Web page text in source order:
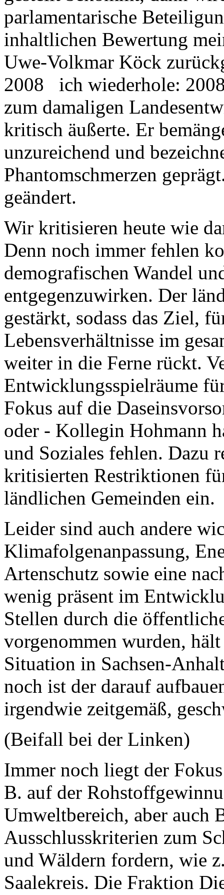
parlamentarische
inhaltlichen Bewertung
Uwe-Volkmar Köck
2008 ich wiederhole:
zum damaligen
kritisch äußerte. Er
unzureichend und
Phantomschmerzen
geändert.
Wir kritisieren heute wie
Denn noch immer fehlen
demografischen Wandel
entgegenzuwirken. Der
gestärkt, sodass das Ziel,
Lebensverhältnisse im
weiter in die Ferne rückt.
Entwicklungsspielräume
Fokus auf die
oder - Kollegin Hohmann
und Soziales fehlen. Dazu
kritisierten Restriktionen
ländlichen Gemeinden ein.
Leider sind auch andere
Klimafolgenanpassung,
Artenschutz sowie eine
wenig präsent im
Stellen durch die
vorgenommen wurden,
Situation in Sachsen-
noch ist der darauf
irgendwie zeitgemäß,
(Beifall bei der Linken)
Immer noch liegt der
B. auf der
Umweltbereich, aber auch
Ausschlusskriterien zum
und Wäldern fordern, wie
Saalekreis. Die Fraktion